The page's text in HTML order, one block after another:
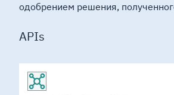
одобрением решения,
APIs